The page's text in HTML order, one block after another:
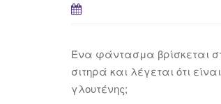
Ένα φάντασμα βρίσκεται
σιτηρά και λέγεται ότι
γλουτένης;